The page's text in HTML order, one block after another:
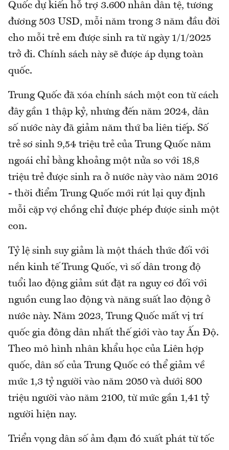
Quốc dự kiến hỗ trợ 3.600 nhân dân tệ, tương
đương 503 USD, mỗi năm trong 3 năm đầu đời
cho mỗi trẻ em được sinh ra từ ngày 1/1/2025
trở đi. Chính sách này sẽ được áp dụng toàn
quốc.
Trung Quốc đã xóa chính sách một con từ cách
đây gần 1 thập kỷ, nhưng đến năm 2024, dân
số nước này đã giảm năm thứ ba liên tiếp. Số
trẻ sơ sinh 9,54 triệu trẻ của Trung Quốc năm
ngoái chỉ bằng khoảng một nửa so với 18,8
triệu trẻ được sinh ra ở nước này vào năm 2016
- thời điểm Trung Quốc mới rút lại quy định
mỗi cặp vợ chồng chỉ được phép được sinh một
con.
Tỷ lệ sinh suy giảm là một thách thức đối với
nền kinh tế Trung Quốc, vì số dân trong độ
tuổi lao động giảm sút đặt ra nguy cơ đối với
nguồn cung lao động và năng suất lao động ở
nước này. Năm 2023, Trung Quốc mất vị trí
quốc gia đông dân nhất thế giới vào tay Ấn Độ.
Theo mô hình nhân khẩu học của Liên hợp
quốc, dân số của Trung Quốc có thể giảm về
mức 1,3 tỷ người vào năm 2050 và dưới 800
triệu người vào năm 2100, từ mức gần 1,41 tỷ
người hiện nay.
Triển vọng dân số ảm đạm đó xuất phát từ tốc